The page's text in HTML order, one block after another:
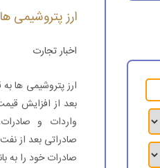
ارز پتروشیمی ها به قیمت 4200
اخبار تجارت
بعد از افزایش
واردات و
صادراتی بعد از
صادرات خود را به